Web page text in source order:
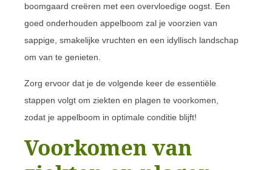
boomgaard creëren met een overvloedige oogst. Een
goed onderhouden appelboom zal je voorzien van
sappige, smakelijke vruchten en een idyllisch landschap
om van te genieten.
Zorg ervoor dat je de volgende keer de essentiële
stappen volgt om ziekten en plagen te voorkomen,
zodat je appelboom in optimale conditie blijft!
Voorkomen van